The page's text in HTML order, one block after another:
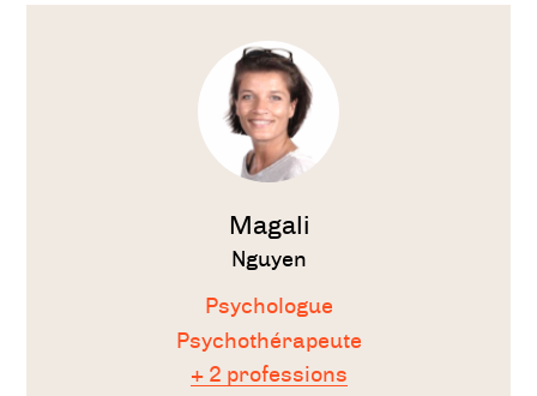
Voir
Magali
Nguyen
Psychologue
Psychothérapeute
+ 2 professions